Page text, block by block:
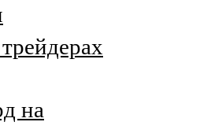
на